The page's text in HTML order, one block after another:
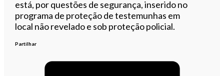
está, por questões de segurança, inserido no
programa de proteção de testemunhas em
local não revelado e sob proteção policial.
Partilhar